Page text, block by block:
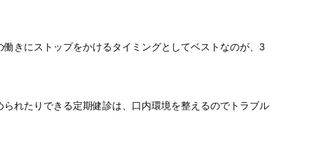
きにストップをかけるタイミングとしてベストなのが、3
れたりできる定期健診は、口内環境を整えるのでトラブル